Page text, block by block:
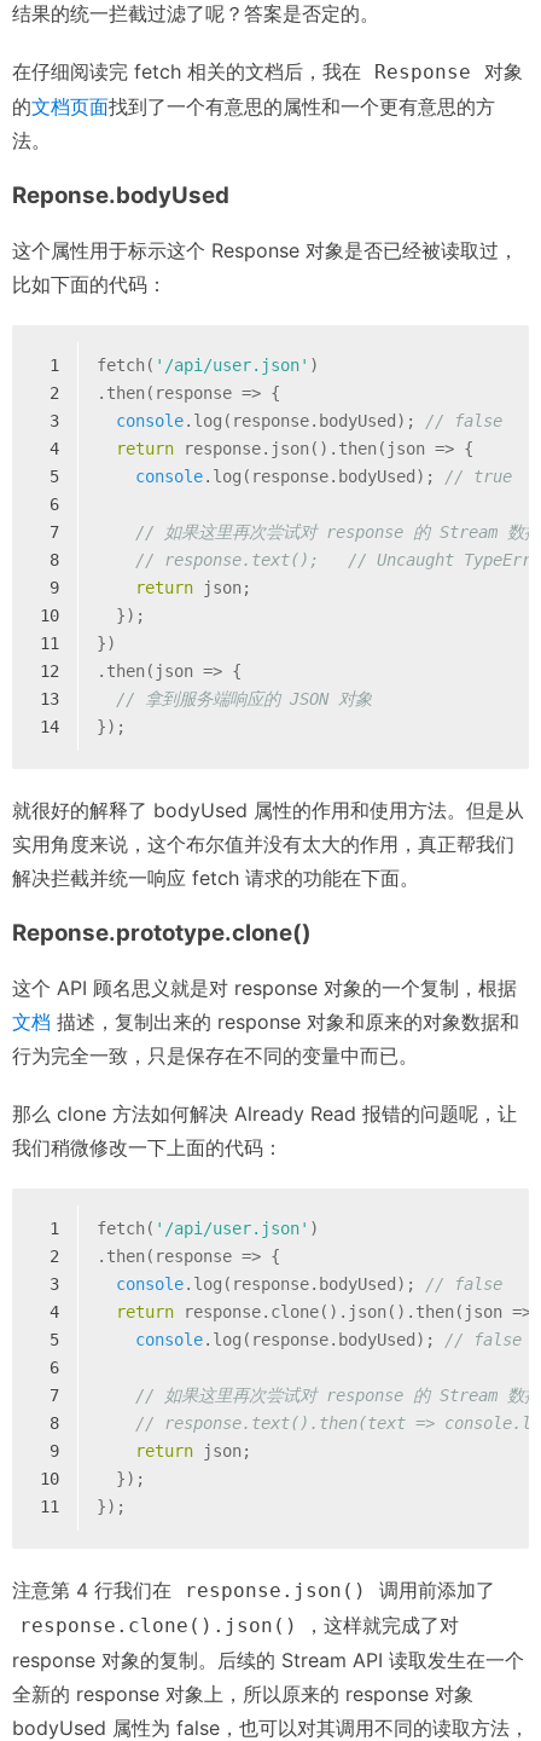
结果的统一拦截过滤了呢？答案是否定的。
在仔细阅读完 fetch 相关的文档后，我在 Response
对象
的文档页面找到了一个有意思的属性和一个更有意思的方
法。
Reponse.bodyUsed
这个属性用于标示这个 Response 对象是否已经被读取过，
比如下面的代码：
1
2
3
4
5
6
7
8
9
10
11
12
13
14
fetch( '/api/user.json' )
.then( response => {
console.log(response.bodyUsed); // false
return response.json().then( json => {
console.log(response.bodyUsed); // true
// 如果这里再次尝试对 response 的 Stream 数据
// response.text();   // Uncaught
return json;
  });
})
.then( json => {
// 拿到服务端响应的 JSON 对象
});
就很好的解释了 bodyUsed 属性的作用和使用方法。但是从
实用角度来说，这个布尔值并没有太大的作用，真正帮我们
解决拦截并统一响应 fetch 请求的功能在下面。
Reponse.prototype.clone()
这个 API 顾名思义就是对 response 对象的一个复制，根据
文档 描述，复制出来的 response 对象和原来的对象数据和
行为完全一致，只是保存在不同的变量中而已。
那么 clone 方法如何解决 Already Read 报错的问题呢，让
我们稍微修改一下上面的代码：
1
2
3
4
5
6
7
8
9
10
11
fetch( '/api/user.json' )
.then( response => {
console.log(response.bodyUsed);
// false
return response.clone().json().then( json =>
console.log(response.bodyUsed); // false
// 如果这里再次尝试对 response 的 Stream 数据
// response.text().then(text =>
return json;
  });
});
注意第 4 行我们在 response.json() 调用前添加了
response.clone().json()
，这样就完成了对
response 对象的复制。后续的 Stream API 读取发生在一个
全新的 response 对象上，所以原来的 response 对象
bodyUsed 属性为 false，也可以对其调用不同的读取方法，